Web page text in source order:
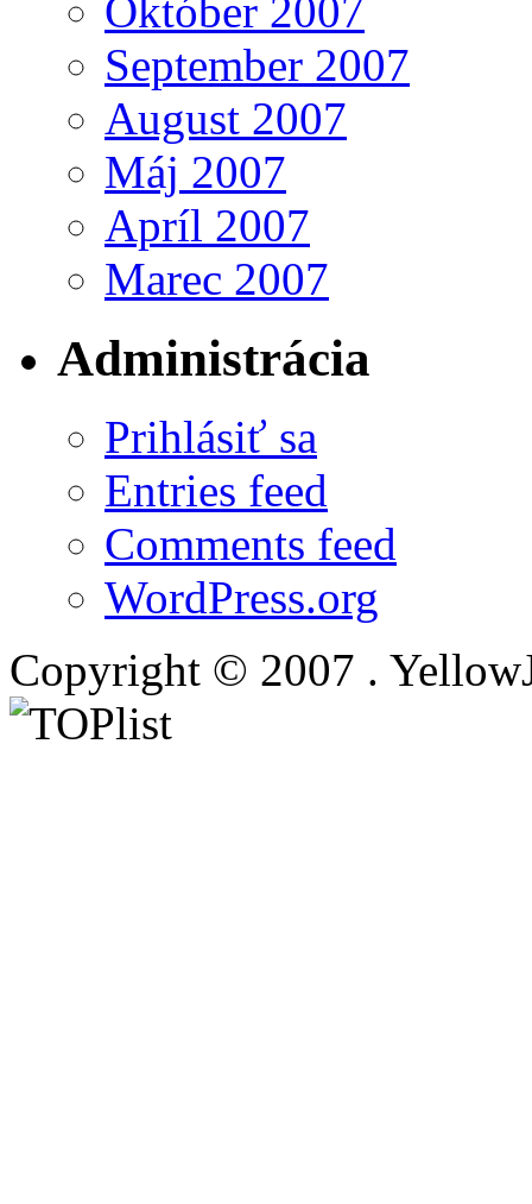
Október 2007
September 2007
August 2007
Máj 2007
Apríl 2007
Marec 2007
Administrácia
Prihlásiť sa
Entries feed
Comments feed
WordPress.org
Copyright © 2007 .